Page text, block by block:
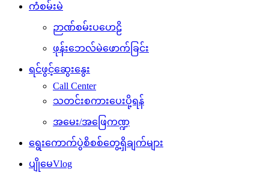
ကံစမ်းမဲ
ဉာဏ်စမ်းပဟေဠိ
ဖုန်းဘေလ်မဲဖောက်ခြင်း
ရင်ဖွင့်ဆွေးနွေး
Call Center
သတင်းစကားပေးပို့ရန်
အမေး/အဖြေကဏ္ဍ
ရွေးကောက်ပွဲစိစစ်တွေ့ရှိချက်များ
ပျိုမေVlog